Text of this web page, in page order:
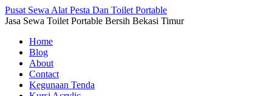
Pusat Sewa Alat Pesta Dan Toilet Portable
Jasa Sewa Toilet Portable Bersih Bekasi Timur
Home
Blog
About
Contact
Kegunaan Tenda